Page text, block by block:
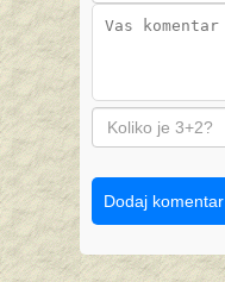
Dodaj komentar